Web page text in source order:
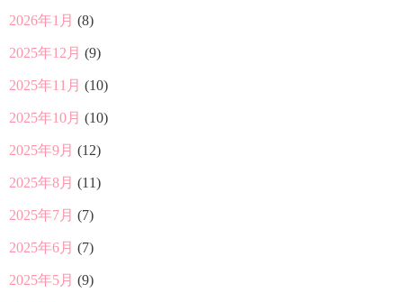
2026年1月 (8)
2025年12月 (9)
2025年11月 (10)
2025年10月 (10)
2025年9月 (12)
2025年8月 (11)
2025年7月 (7)
2025年6月 (7)
2025年5月 (9)